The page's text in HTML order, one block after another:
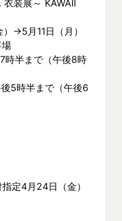
装展～ KAWAII
→5月11日（月）
時半まで（午後8時
5時半まで（午後6
定4月24日（金）